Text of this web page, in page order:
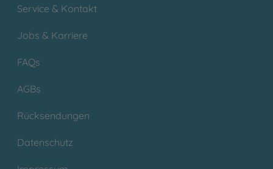
Service & Kontakt
Jobs & Karriere
FAQs
AGBs
Rücksendungen
Datenschutz